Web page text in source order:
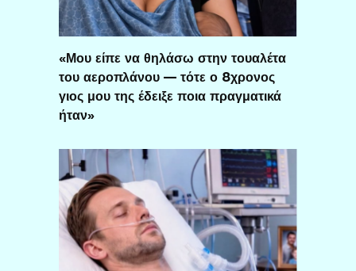
«Μου είπε να θηλάσω στην τουαλέτα
του αεροπλάνου — τότε ο 8χρονος
γιος μου της έδειξε ποια πραγματικά
ήταν»